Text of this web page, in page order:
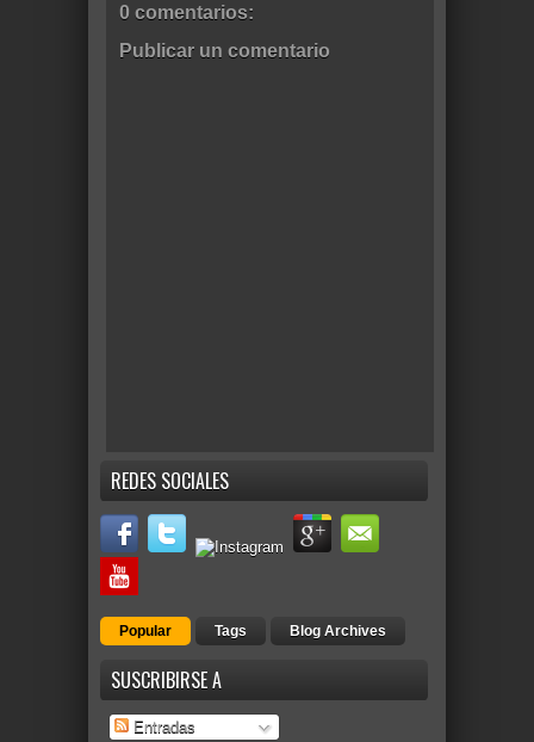
0 comentarios:
Publicar un comentario
REDES SOCIALES
Popular Tags Blog Archives
SUSCRIBIRSE A
Entradas